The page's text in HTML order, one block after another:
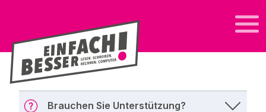
Brauchen Sie Unterstützung?